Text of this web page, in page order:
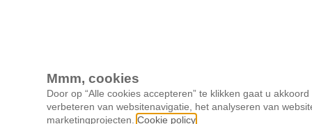
Mmm, cookies
Door op “Alle cookies accepteren” te klikken gaat u
verbeteren van websitenavigatie, het analyseren van
marketingprojecten. Cookie policy